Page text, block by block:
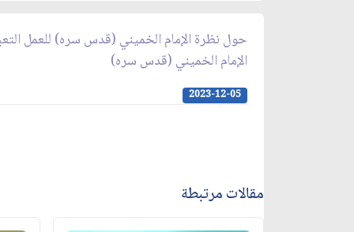
حول نظرة الإمام الخميني (قدس سره) للعمل
الإمام الخميني (قدس سره)
2023-12-05
مقالات مرتبطة